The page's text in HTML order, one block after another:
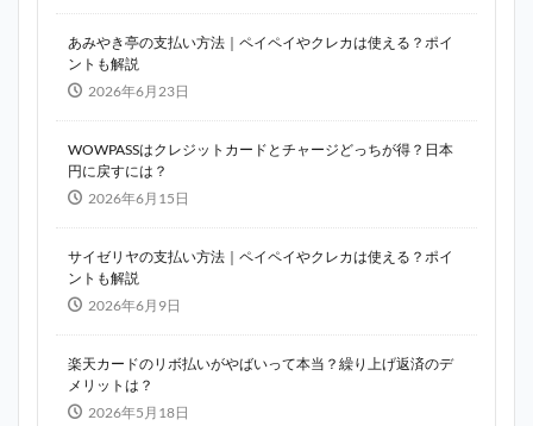
あみやき亭の支払い方法｜ペイペイやクレカは使える？ポイ
ントも解説
2026年6月23日
WOWPASSはクレジットカードとチャージどっちが得？日本
円に戻すには？
2026年6月15日
サイゼリヤの支払い方法｜ペイペイやクレカは使える？ポイ
ントも解説
2026年6月9日
楽天カードのリボ払いがやばいって本当？繰り上げ返済のデ
メリットは？
2026年5月18日